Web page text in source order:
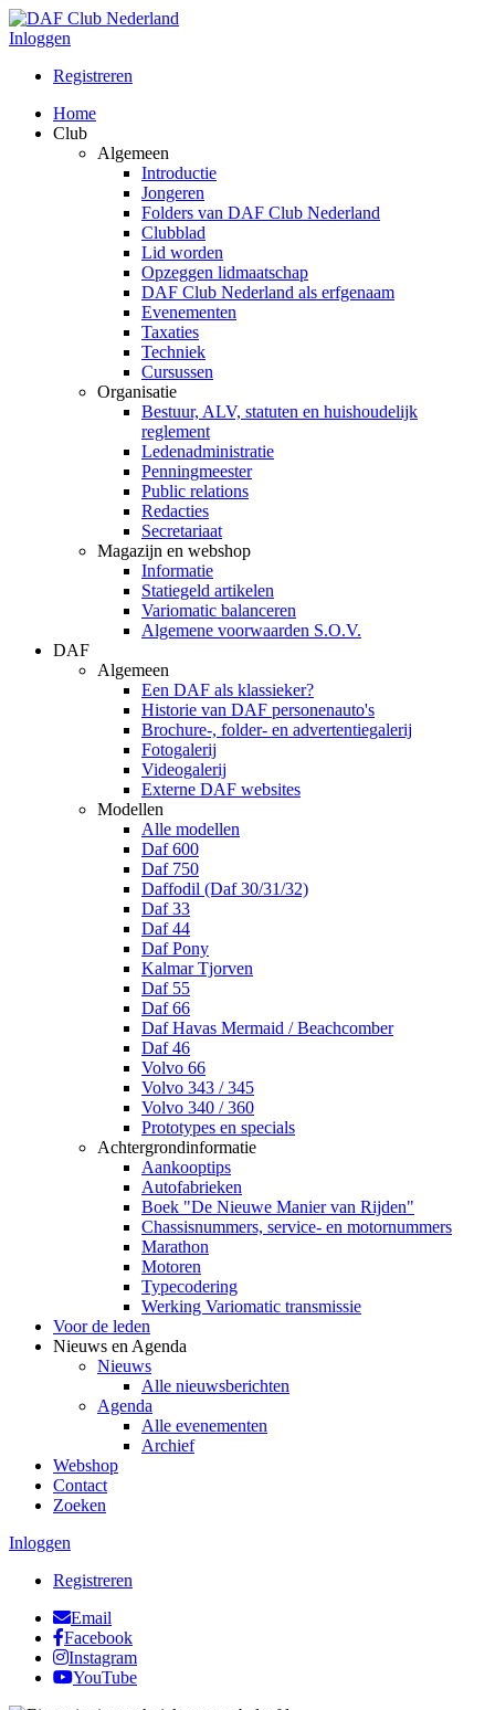
Inloggen
Registreren
Home
Club
Algemeen
Introductie
Jongeren
Folders van DAF Club Nederland
Clubblad
Lid worden
Opzeggen lidmaatschap
DAF Club Nederland als erfgenaam
Evenementen
Taxaties
Techniek
Cursussen
Organisatie
Bestuur, ALV, statuten en huishoudelijk
reglement
Ledenadministratie
Penningmeester
Public relations
Redacties
Secretariaat
Magazijn en webshop
Informatie
Statiegeld artikelen
Variomatic balanceren
Algemene voorwaarden S.O.V.
DAF
Algemeen
Een DAF als klassieker?
Historie van DAF personenauto's
Brochure-, folder- en advertentiegalerij
Fotogalerij
Videogalerij
Externe DAF websites
Modellen
Alle modellen
Daf 600
Daf 750
Daffodil (Daf 30/31/32)
Daf 33
Daf 44
Daf Pony
Kalmar Tjorven
Daf 55
Daf 66
Daf Havas Mermaid / Beachcomber
Daf 46
Volvo 66
Volvo 343 / 345
Volvo 340 / 360
Prototypes en specials
Achtergrondinformatie
Aankooptips
Autofabrieken
Boek "De Nieuwe Manier van Rijden"
Chassisnummers, service- en motornummers
Marathon
Motoren
Typecodering
Werking Variomatic transmissie
Voor de leden
Nieuws en Agenda
Nieuws
Alle nieuwsberichten
Agenda
Alle evenementen
Archief
Webshop
Contact
Zoeken
Inloggen
Registreren
Email
Facebook
Instagram
YouTube